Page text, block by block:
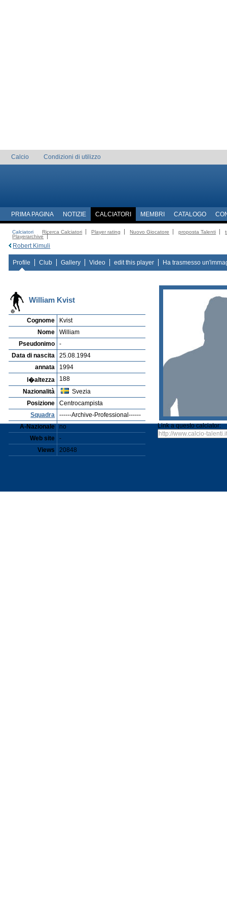
Calcio Condizioni di utilizzo
PRIMA PAGINA NOTIZIE CALCIATORI MEMBRI CATALOGO
Calciatori Ricerca Calciatori Player rating Nuovo Giocatore proposta Talenti
Playerarchive
Robert Kimuli
Profile Club Gallery Video edit this player Ha trasmesso
William Kvist
Cognome
Kvist
Nome
William
Pseudonimo
-
Data di nascita
25.08.1994
annata
1994
l�altezza
188
Nazionalità
Svezia
Posizione
Centrocampista
Squadra
------Archive-Professional------
A-Nazionale
no
Web site
-
Views
20848
Link a questo calciator: